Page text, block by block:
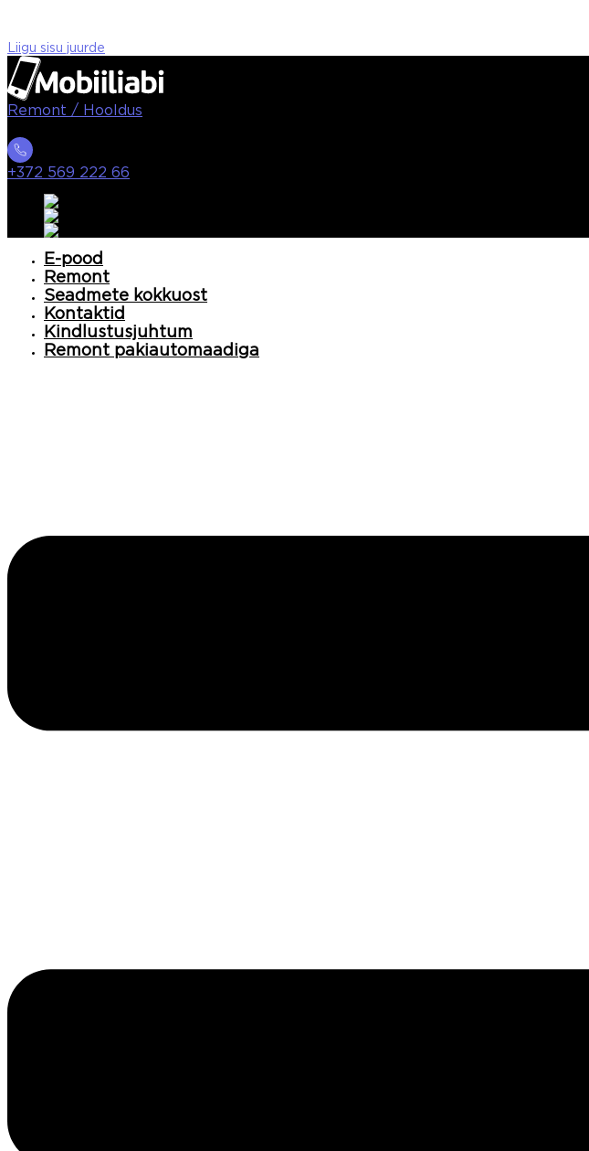
Liigu sisu juurde
Remont / Hooldus
+372 569 222 66
E-pood
Remont
Seadmete kokkuost
Kontaktid
Kindlustusjuhtum
Remont pakiautomaadiga